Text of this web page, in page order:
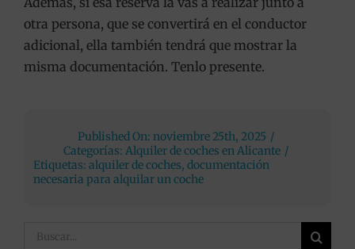
otra persona, que se convertirá en el conductor
adicional, ella también tendrá que mostrar la
misma documentación. Tenlo presente.
Published On: noviembre 25th, 2025 /
Categorías: Alquiler de coches en Alicante /
Etiquetas: alquiler de coches, documentación
necesaria para alquilar un coche
Buscar: